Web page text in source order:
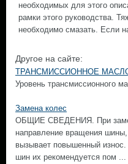
необходимых для этого
рамки этого руководства.
необходимо смазать. Если
Другое на сайте:
ТРАНСМИССИОННОЕ МАСЛО
Уровень трансмиссионного
Замена колес
ОБЩИЕ СВЕДЕНИЯ. При
направление вращения шины,
вызывает повышенный
шин их рекомендуется пом ...